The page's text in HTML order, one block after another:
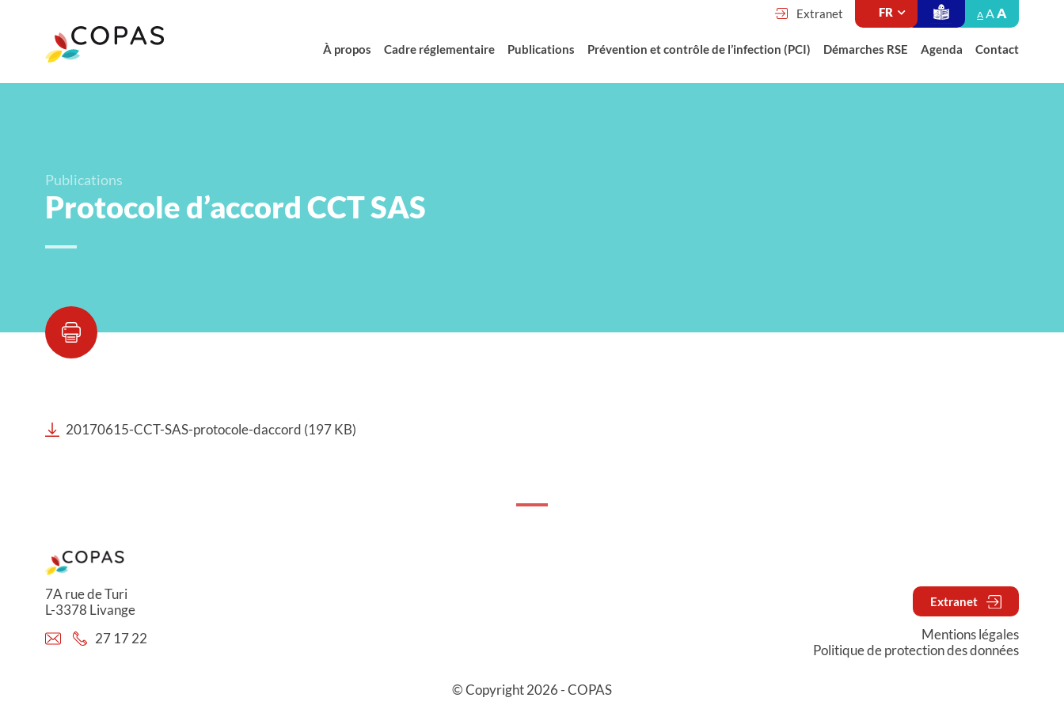
Extranet A AA
À propos Cadre réglementaire Publications Prévention et contrôle de l’infection (PCI) Démarches RSE Agenda Contact
Publications
Protocole d’accord CCT SAS
20170615-CCT-SAS-protocole-daccord (197 KB)
7A rue de Turi
L-3378 Livange
27 17 22
Extranet
Mentions légales
Politique de protection des données
© Copyright 2026 - COPAS